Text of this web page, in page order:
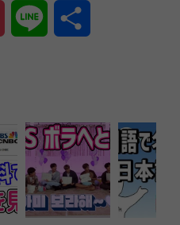
Pocket Line